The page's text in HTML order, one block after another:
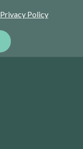
Privacy Policy